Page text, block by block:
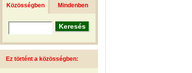
Közösségben Mindenben
Ez történt a közösségben: